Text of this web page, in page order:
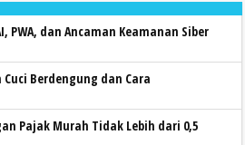
PWA, dan Ancaman Keamanan Siber
Berdengung dan Cara
Pajak Murah Tidak Lebih dari 0,5